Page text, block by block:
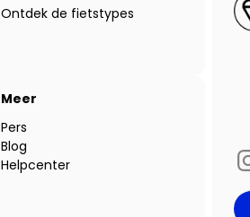
Ontdek de fietstypes
Meer
Pers
Blog
Helpcenter